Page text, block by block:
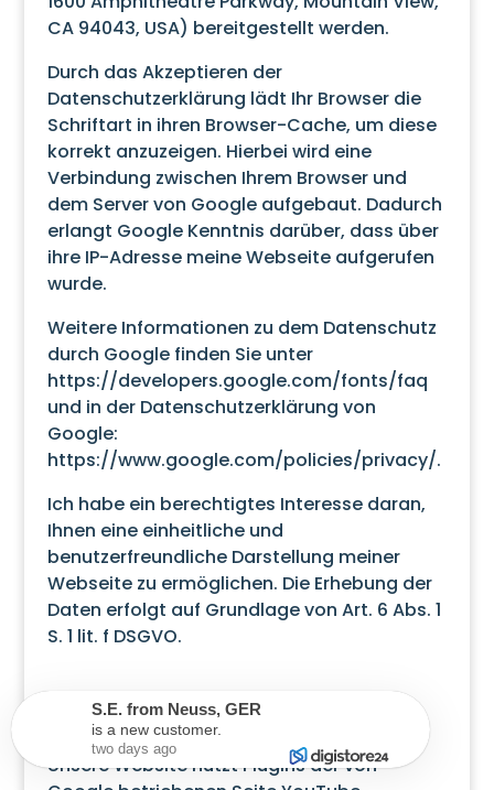
CA 94043, USA) bereitgestellt werden.
Durch das Akzeptieren der
Datenschutzerklärung lädt Ihr Browser die
Schriftart in ihren Browser-Cache, um diese
korrekt anzuzeigen. Hierbei wird eine
Verbindung zwischen Ihrem Browser und
dem Server von Google aufgebaut. Dadurch
erlangt Google Kenntnis darüber, dass über
ihre IP-Adresse meine Webseite aufgerufen
wurde.
Weitere Informationen zu dem Datenschutz
durch Google finden Sie unter
https://developers.google.com/fonts/faq
und in der Datenschutzerklärung von
Google:
https://www.google.com/policies/privacy/.
Ich habe ein berechtigtes Interesse daran,
Ihnen eine einheitliche und
benutzerfreundliche Darstellung meiner
Webseite zu ermöglichen. Die Erhebung der
Daten erfolgt auf Grundlage von Art. 6 Abs. 1
S. 1 lit. f DSGVO.
YouTube
Unsere Website nutzt Plugins der von
S.E. from Neuss, GER
is a new customer.
two days ago